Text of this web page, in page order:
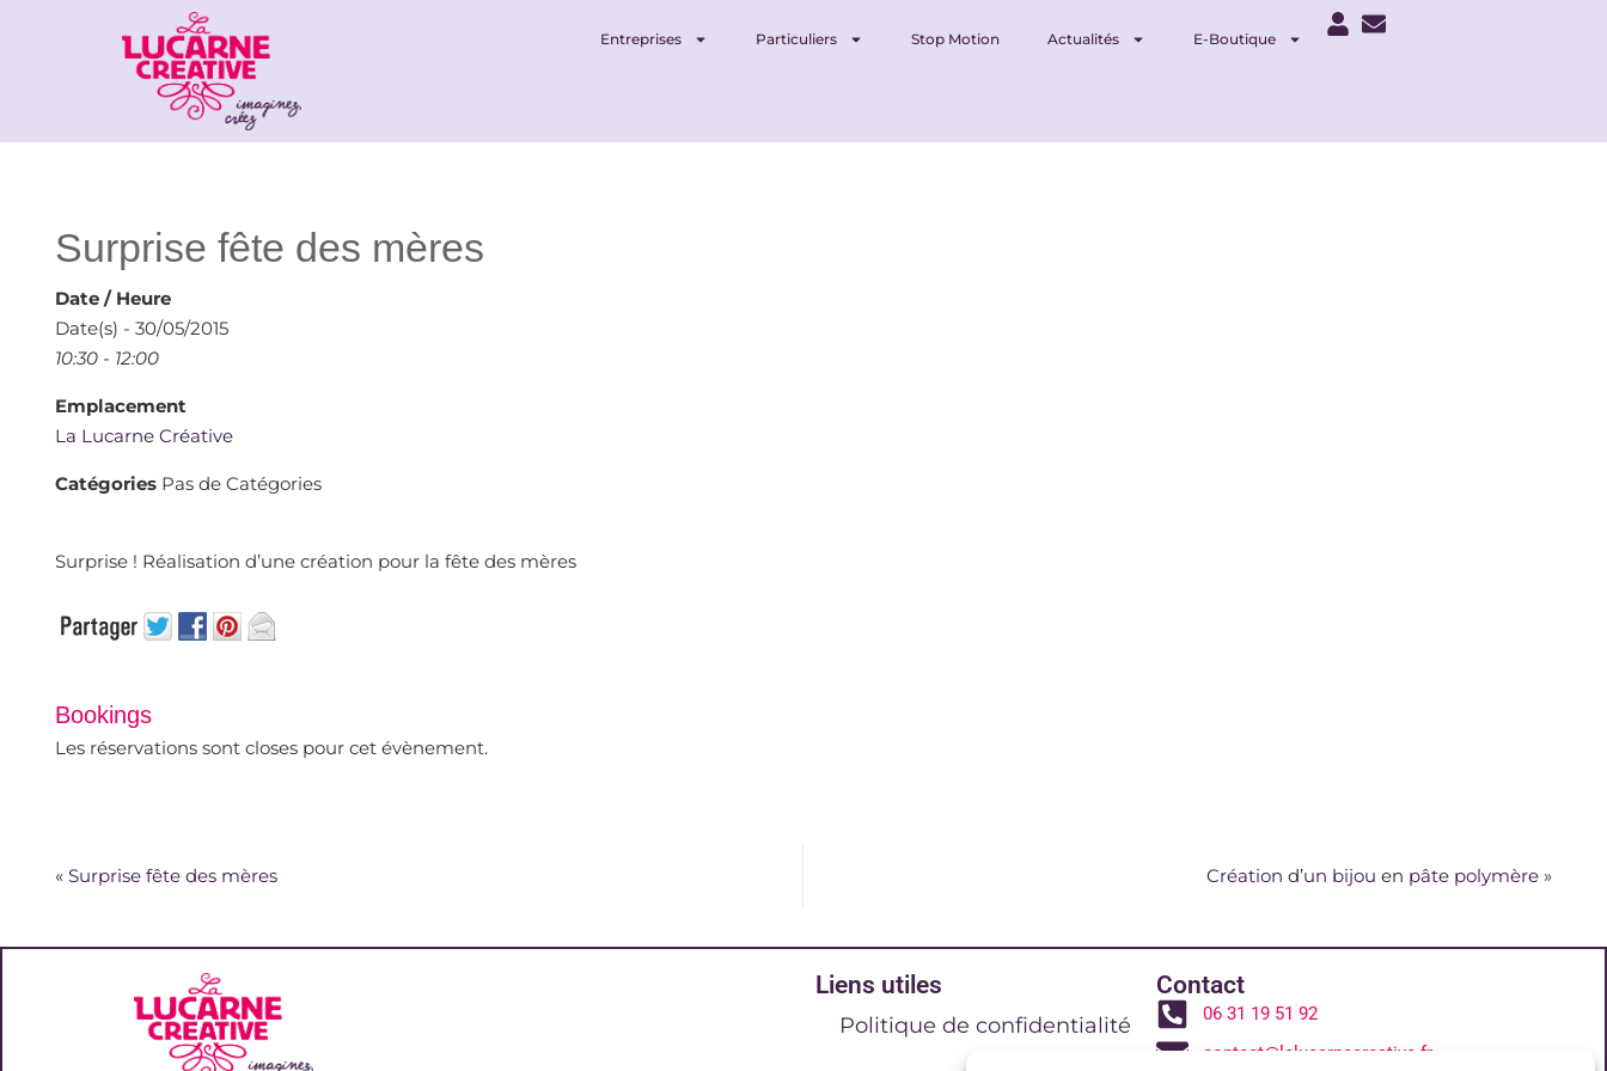
Entreprises Particuliers Stop Motion Actualités E-Boutique
Surprise fête des mères
Date / Heure
Date(s) - 30/05/2015
10:30 - 12:00
Emplacement
La Lucarne Créative
Catégories Pas de Catégories
Surprise ! Réalisation d’une création pour la fête des mères
Bookings
Les réservations sont closes pour cet évènement.
« Surprise fête des mères Création d’un bijou en pâte polymère »
Liens utiles
Politique de confidentialité
Contact
06 31 19 51 92
contact@lalucarnecreative.fr